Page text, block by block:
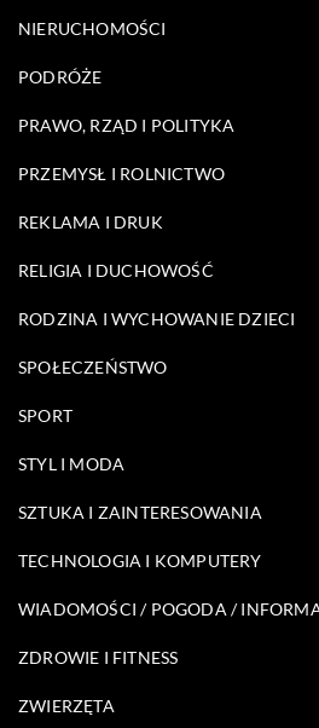
NIERUCHOMOŚCI
PODRÓŻE
PRAWO, RZĄD I POLITYKA
PRZEMYSŁ I ROLNICTWO
REKLAMA I DRUK
RELIGIA I DUCHOWOŚĆ
RODZINA I WYCHOWANIE DZIECI
SPOŁECZEŃSTWO
SPORT
STYL I MODA
SZTUKA I ZAINTERESOWANIA
TECHNOLOGIA I KOMPUTERY
WIADOMOŚCI / POGODA /
ZDROWIE I FITNESS
ZWIERZĘTA